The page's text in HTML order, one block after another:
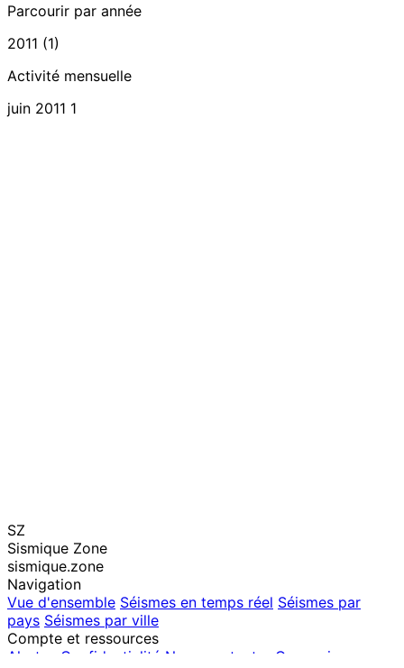
Parcourir par année
2011 (1)
Activité mensuelle
juin 2011 1
SZ
Sismique Zone
sismique.zone
Navigation
Vue d'ensemble Séismes en temps réel Séismes par
pays Séismes par ville
Compte et ressources
Alertes
Confidentialité Nous contacter Connexion